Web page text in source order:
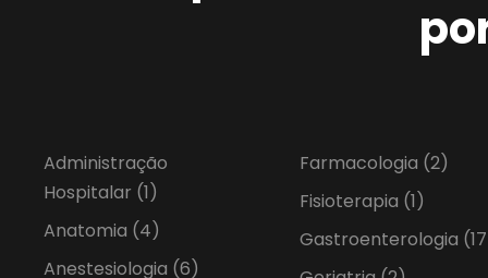
Administração
Hospitalar (1)
Anatomia (4)
Anestesiologia (6)
Farmacologia (2)
Fisioterapia (1)
Gastroenterologia